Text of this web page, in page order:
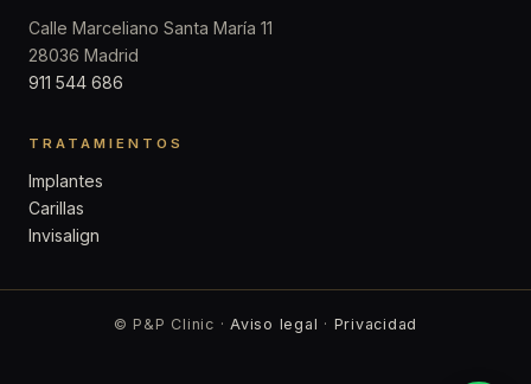
Calle Marceliano Santa María 11
28036 Madrid
911 544 686
TRATAMIENTOS
Implantes
Carillas
Invisalign
© P&P Clinic ·Aviso legal · Privacidad